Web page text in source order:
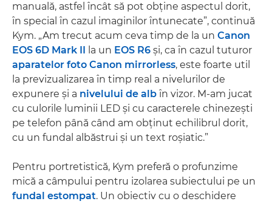
manuală, astfel încât să pot obţine aspectul dorit,
în special în cazul imaginilor întunecate”, continuă
Kym. „Am trecut acum ceva timp de la un Canon
EOS 6D Mark II la un EOS R6 şi, ca în cazul tuturor
aparatelor foto Canon mirrorless, este foarte util
la previzualizarea în timp real a nivelurilor de
expunere şi a nivelului de alb în vizor. M-am jucat
cu culorile luminii LED şi cu caracterele chinezeşti
pe telefon până când am obţinut echilibrul dorit,
cu un fundal albăstrui şi un text roşiatic.”
Pentru portretistică, Kym preferă o profunzime
mică a câmpului pentru izolarea subiectului pe un
fundal estompat. Un obiectiv cu o deschidere